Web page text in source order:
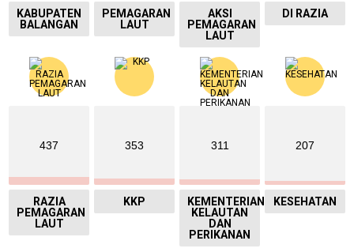
KABUPATEN
BALANGAN
PEMAGARAN
LAUT
AKSI
PEMAGARAN
LAUT
DI RAZIA
437
RAZIA
PEMAGARAN
LAUT
353
KKP
311
KEMENTERIAN
KELAUTAN
DAN
PERIKANAN
207
KESEHATAN